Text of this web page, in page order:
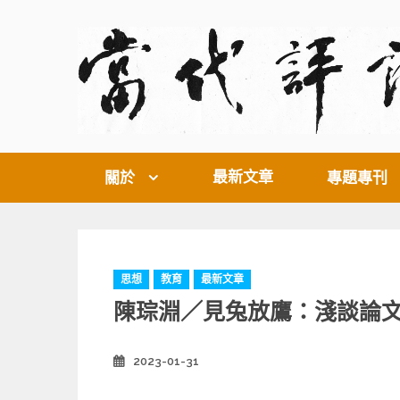
關於 最新文章 專題專刊
C
a
o
思想 教育 最新文章
陳琮淵／見兔放鷹：淺談論
2023-01-31